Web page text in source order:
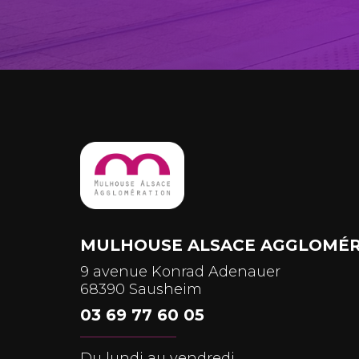
MULHOUSE ALSACE
9 avenue Konrad Adenauer
68390 Sausheim
03 69 77 60 05